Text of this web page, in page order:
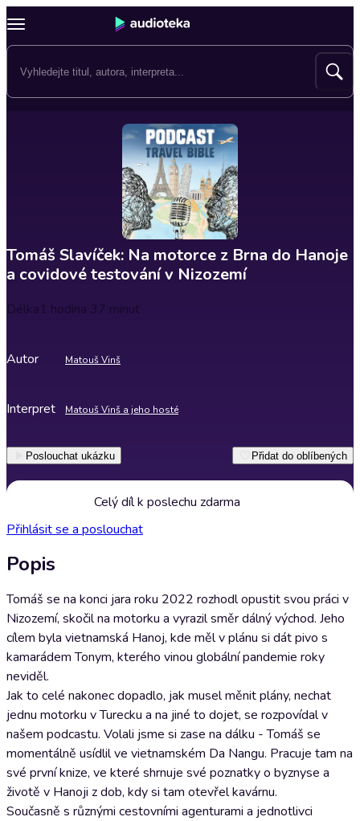
Tomáš Slavíček: Na motorce z Brna do Hanoje
a covidové testování v Nizozemí
Délka1 hodina 37 minut
Autor Matouš Vinš
Interpret Matouš Vinš a jeho hosté
Poslouchat ukázku Přidat do oblíbených
Celý díl k poslechu zdarma
Přihlásit se a poslouchat
Popis
Tomáš se na konci jara roku 2022 rozhodl opustit svou práci v
Nizozemí, skočil na motorku a vyrazil směr dálný východ. Jeho
cílem byla vietnamská Hanoj, kde měl v plánu si dát pivo s
kamarádem Tonym, kterého vinou globální pandemie roky
neviděl.
Jak to celé nakonec dopadlo, jak musel měnit plány, nechat
jednu motorku v Turecku a na jiné to dojet, se rozpovídal v
našem podcastu. Volali jsme si zase na dálku - Tomáš se
momentálně usídlil ve vietnamském Da Nangu. Pracuje tam na
své první knize, ve které shrnuje své poznatky o byznyse a
životě v Hanoji z dob, kdy si tam otevřel kavárnu.
Současně s různými cestovními agenturami a jednotlivci